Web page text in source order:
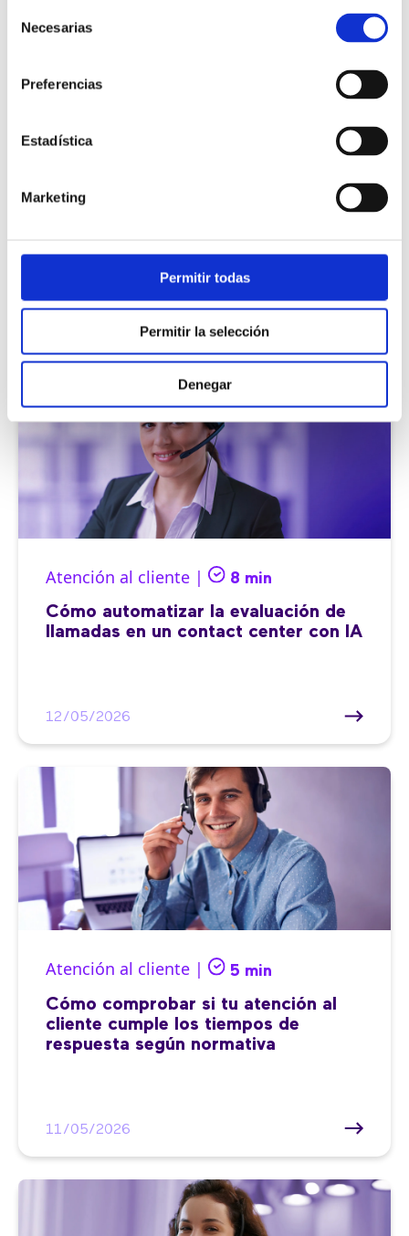
Necesarias
Preferencias
Estadística
Marketing
Permitir todas
Permitir la selección
Denegar
Atención al cliente | 8 min
Cómo automatizar la evaluación de
llamadas en un contact center con IA
12/05/2026
Atención al cliente | 5 min
Cómo comprobar si tu atención al
cliente cumple los tiempos de
respuesta según normativa
11/05/2026